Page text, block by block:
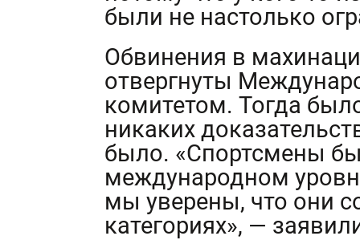
были не настолько
Обвинения в
отвергнуты
комитетом. Тогда
никаких
было. «Спортсмены
международном
мы уверены, что они
категориях», —